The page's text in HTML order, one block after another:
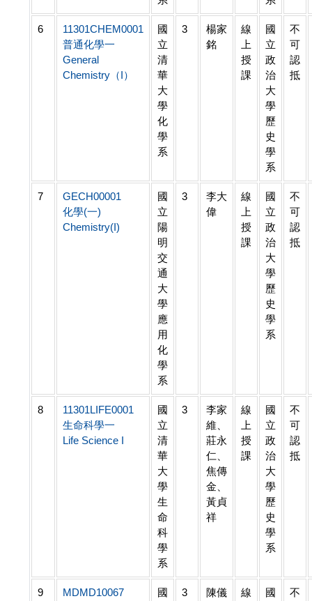
6
11301CHEM0001
普通化學一
General
Chemistry（I）
國
立
清
華
大
學
化
學
系
3
楊家
銘
線
上
授
課
國
立
政
治
大
學
歷
史
學
系
不
可
認
抵
7
GECH00001
化學(一)
Chemistry(I)
國
立
陽
明
交
通
大
學
應
用
化
學
系
3
李大
偉
線
上
授
課
國
立
政
治
大
學
歷
史
學
系
不
可
認
抵
8
11301LIFE0001
生命科學一
Life Science I
國
立
清
華
大
學
生
命
科
學
系
3
李家
維、
莊永
仁、
焦傳
金、
黃貞
祥
線
上
授
課
國
立
政
治
大
學
歷
史
學
系
不
可
認
抵
9
MDMD10067
國
3
陳儀
線
國
不